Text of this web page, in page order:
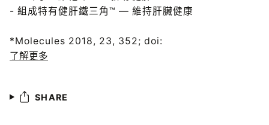
- 組成特有健肝鐵三角™ — 維持肝臟健康
*Molecules 2018, 23, 352; doi:
了解更多
SHARE